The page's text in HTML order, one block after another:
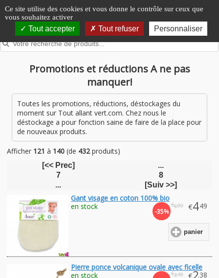
Panneau de gestion des cookies
Ce site utilise des cookies et vous donne le contrôle sur ceux que
vous souhaitez activer
Tout accepter Tout refuser Personnaliser
Promotions et réductions A ne pas
manquer!
Toutes les promotions, réductions, déstockages du
moment sur Tout allant vert.com. Chez nous le
déstockage a pour fonction saine de faire de la place pour
de nouveaux produits.
Afficher 121 à 140 (de 432produits)
[<< Prec]
...
7
8
...
[Suiv >>]
Gant visage en coton 100% bio
-35%
€6.90 €4.49
en stock
panier
Pierre ponce volcanique ovale avec ficelle
€3.40 € .38
en stock